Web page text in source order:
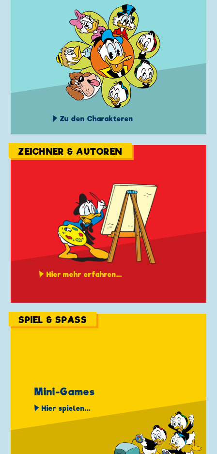
Zu den Charakteren
ZEICHNER & AUTOREN
Hier mehr erfahren...
SPIEL & SPASS
Mini-Games
Hier spielen...